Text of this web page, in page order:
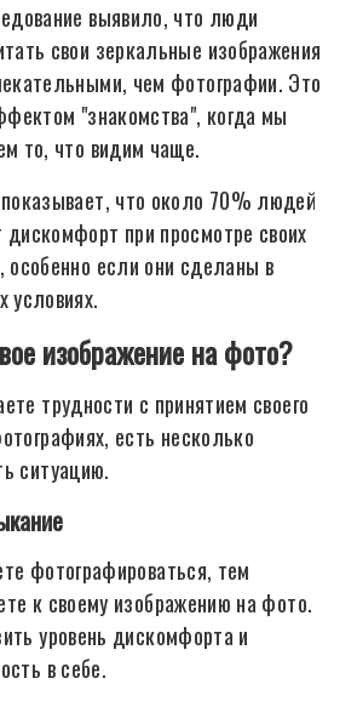
выявило, что люди
свои зеркальные изображения
чем фотографии. Это
"знакомства", когда мы
то, что видим чаще.
что около 70% людей
при просмотре своих
особенно если они сделаны в
условиях.
изображение на фото?
трудности с принятием своего
есть несколько
ситуацию.
фотографироваться, тем
к своему изображению на фото.
уровень дискомфорта и
в себе.